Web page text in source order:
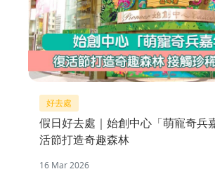
好去處
假日好去處｜始創中心「萌寵奇兵
活節打造奇趣森林
16 Mar 2026